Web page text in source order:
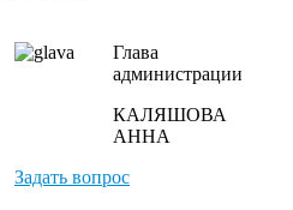
Глава
администрации
КАЛЯШОВА
АННА
Задать вопрос